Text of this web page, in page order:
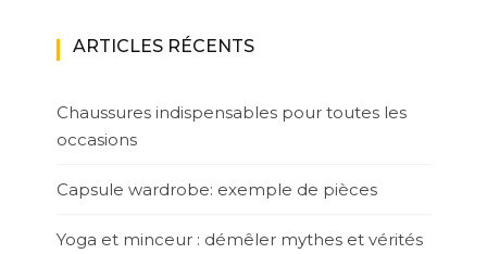
ARTICLES RÉCENTS
Chaussures indispensables pour toutes les
occasions
Capsule wardrobe: exemple de pièces
Yoga et minceur : démêler mythes et vérités